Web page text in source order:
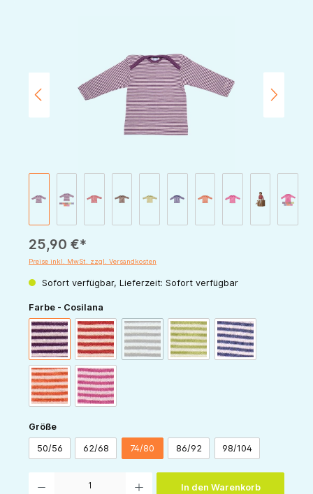
25,90 €*
Preise inkl. MwSt. zzgl. Versandkosten
Sofort verfügbar, Lieferzeit: Sofort verfügbar
Farbe - Cosilana
pflaume-naturrot-natur schoko-natur
(Diese Option ist zurzeit nicht verfügbar.)
grün-naturmarine-natur
orange-naturpink-natur
Größeauswählen
50/56 62/68 74/80 86/92 98/104
In den Warenkorb